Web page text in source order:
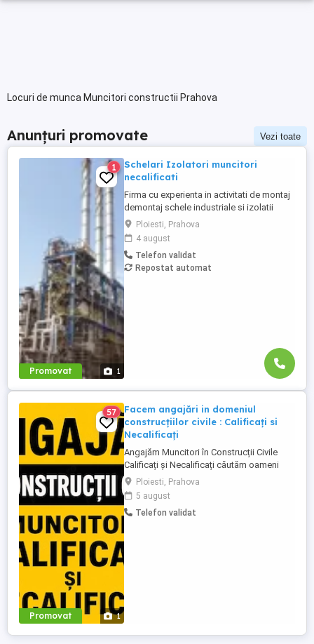
Locuri de munca Muncitori constructii Prahova
Anunțuri promovate Vezi toate
Promovat 1
1
Schelari Izolatori muncitori
necalificati
Firma cu experienta in activitati de montaj
demontaj schele industriale si izolatii
industriale in rafinarii, combinate
petrochimice, otelarii ofera locuri de
munca in Belgia pentru: - schelari
muncitori necalificati pentru activitatea de
montaj demontaj schele industriale; -
Ploiesti, Prahova
4 august
Telefon validat
Repostat automat
Promovat 1
57
Facem angajări in domeniul
construcțiilor civile : Calificați si
Necalificați
Angajăm Muncitori în Construcții Civile
Calificați și Necalificați căutăm oameni
serioși, responsabili și implicați pentru
lucrări de calitate. Posturi disponibile:
Muncitori Calificați Polivalenți (cu
experiență în domeniul construcțiilor)
Ploiesti, Prahova
5 august
Telefon validat